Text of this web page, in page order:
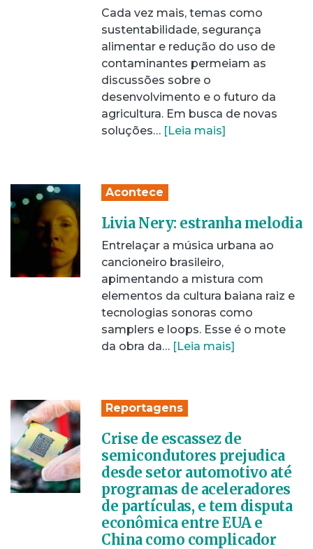
Cada vez mais, temas como
sustentabilidade, segurança
alimentar e redução do uso de
contaminantes permeiam as
discussões sobre o
desenvolvimento e o futuro da
agricultura. Em busca de novas
soluções… [Leia mais]
Acontece
Livia Nery: estranha melodia
Entrelaçar a música urbana ao
cancioneiro brasileiro,
apimentando a mistura com
elementos da cultura baiana raiz e
tecnologias sonoras como
samplers e loops. Esse é o mote
da obra da… [Leia mais]
Reportagens
Crise de escassez de
semicondutores prejudica
desde setor automotivo até
programas de aceleradores
de partículas, e tem disputa
econômica entre EUA e
China como complicador